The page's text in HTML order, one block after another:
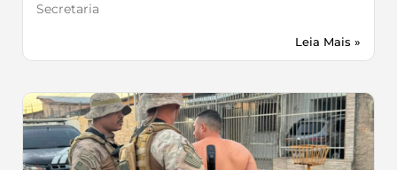
Secretaria
Leia Mais »